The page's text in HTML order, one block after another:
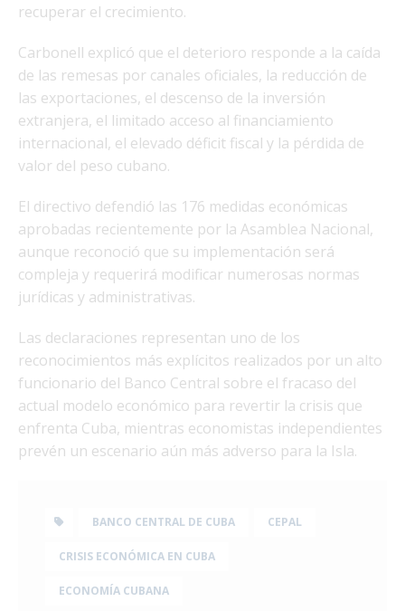
recuperar el crecimiento.
Carbonell explicó que el deterioro responde a la caída
de las remesas por canales oficiales, la reducción de
las exportaciones, el descenso de la inversión
extranjera, el limitado acceso al financiamiento
internacional, el elevado déficit fiscal y la pérdida de
valor del peso cubano.
El directivo defendió las 176 medidas económicas
aprobadas recientemente por la Asamblea Nacional,
aunque reconoció que su implementación será
compleja y requerirá modificar numerosas normas
jurídicas y administrativas.
Las declaraciones representan uno de los
reconocimientos más explícitos realizados por un alto
funcionario del Banco Central sobre el fracaso del
actual modelo económico para revertir la crisis que
enfrenta Cuba, mientras economistas independientes
prevén un escenario aún más adverso para la Isla.
BANCO CENTRAL DE CUBA CEPAL
CRISIS ECONÓMICA EN CUBA
ECONOMÍA CUBANA